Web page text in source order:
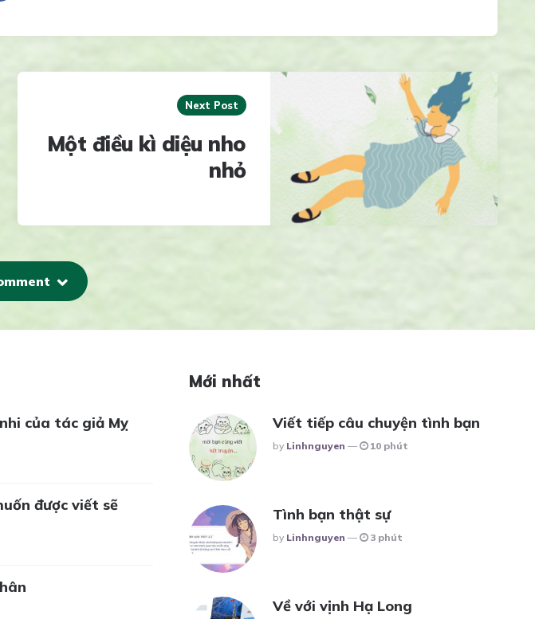
Next Post
Một điều kì diệu nho
nhỏ
của tác giả Mỵ
được viết sẽ
Mới nhất
Viết tiếp câu chuyện tình bạn
Posted
By Linhnguyen 10 phút
Tình bạn thật sự
Posted
By Linhnguyen 3 phút
Về với vịnh Hạ Long